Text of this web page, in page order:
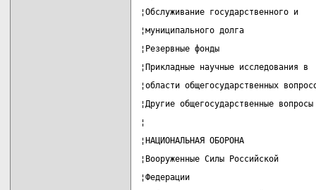
¦Обслуживание
¦муниципального долга
¦Резервные фонды
¦Прикладные научные
¦области общегосударственных
¦Другие общегосударственные
¦
¦НАЦИОНАЛЬНАЯ ОБОРОНА
¦Вооруженные Силы
¦Федерации